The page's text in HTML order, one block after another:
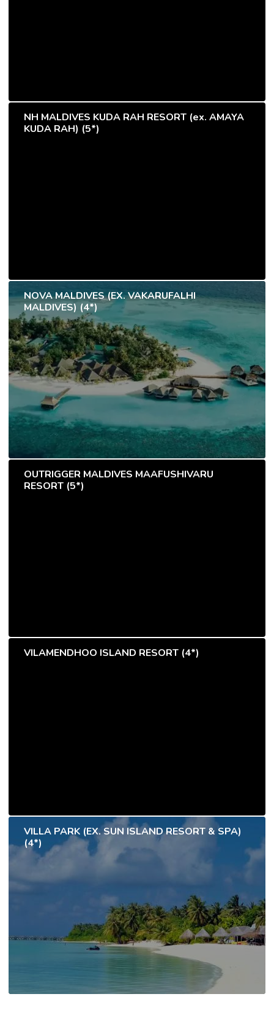
NH MALDIVES KUDA RAH RESORT (ex. AMAYA
KUDA RAH) (5*)
NOVA MALDIVES (EX. VAKARUFALHI
MALDIVES) (4*)
OUTRIGGER MALDIVES MAAFUSHIVARU
RESORT (5*)
VILAMENDHOO ISLAND RESORT (4*)
VILLA PARK (EX. SUN ISLAND RESORT & SPA)
(4*)